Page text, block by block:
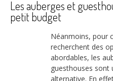
Les auberges et
petit budget
Néanmoins, pour
recherchent des
abordables, les
guesthouses sont
alternative. En